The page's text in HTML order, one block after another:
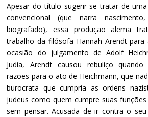
Apesar do título sugerir se tratar de
convencional (que narra
biografado), essa produção alemã
trabalho da filósofa Hannah Arendt para
ocasião do julgamento de Adolf
Judia, Arendt causou rebuliço
razões para o ato de Heichmann, que
burocrata que cumpria as ordens
judeus como quem cumpre suas
sem pensar. Acusada de ir contra o